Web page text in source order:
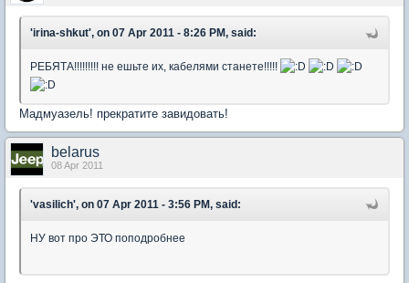
'irina-shkut', on 07 Apr 2011 - 8:26 PM, said:
РЕБЯТА!!!!!!!!! не ешьте их, кабелями станете!!!!!
Мадмуазель! прекратите завидовать!
belarus
08 Apr 2011
'vasilich', on 07 Apr 2011 - 3:56 PM, said:
НУ вот про ЭТО поподробнее